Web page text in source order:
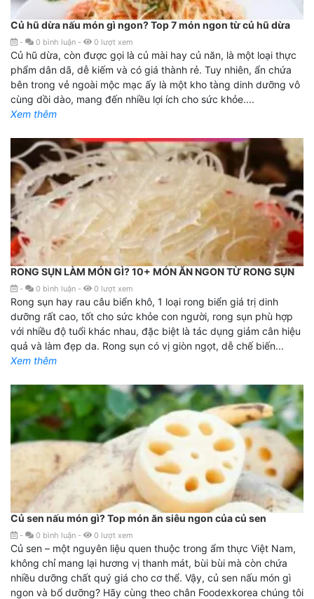
Củ hũ dừa nấu món gì ngon? Top 7 món ngon từ củ hũ dừa
- 0 bình luận - 0 lượt xem
Củ hũ dừa, còn được gọi là củ mài hay củ năn, là một loại thực
phẩm dân dã, dễ kiếm và có giá thành rẻ. Tuy nhiên, ẩn chứa
bên trong vẻ ngoài mộc mạc ấy là một kho tàng dinh dưỡng vô
cùng dồi dào, mang đến nhiều lợi ích cho sức khỏe....
Xem thêm
RONG SỤN LÀM MÓN GÌ? 10+ MÓN ĂN NGON TỪ RONG SỤN
- 0 bình luận - 0 lượt xem
Rong sụn hay rau câu biển khô, 1 loại rong biển giá trị dinh
dưỡng rất cao, tốt cho sức khỏe con người, rong sụn phù hợp
với nhiều độ tuổi khác nhau, đặc biệt là tác dụng giảm cân hiệu
quả và làm đẹp da. Rong sụn có vị giòn ngọt, dễ chế biến...
Xem thêm
Củ sen nấu món gì? Top món ăn siêu ngon của củ sen
- 0 bình luận - 0 lượt xem
Củ sen – một nguyên liệu quen thuộc trong ẩm thực Việt Nam,
không chỉ mang lại hương vị thanh mát, bùi bùi mà còn chứa
nhiều dưỡng chất quý giá cho cơ thể. Vậy, củ sen nấu món gì
ngon và bổ dưỡng? Hãy cùng theo chân Foodexkorea chúng tôi